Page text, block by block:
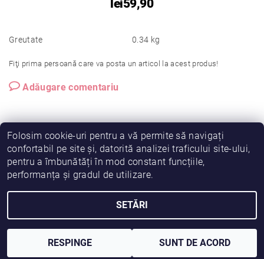
lei59,90
Greutate 0.34 kg
Fiţi prima persoană care va posta un articol la acest produs!
Adăugare comentariu
Vreau să fiu partener! Termeni și condiții
Prelucrarea datelor
2026 © Fiimama, toate drepturile rezervate
Creat de Shoptet
Folosim cookie-uri pentru a vă permite să navigați
confortabil pe site și, datorită analizei traficului site-ului,
pentru a îmbunătăți în mod constant funcțiile,
performanța și gradul de utilizare.
SETĂRI
RESPINGE SUNT DE ACORD